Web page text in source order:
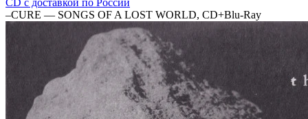
CD с доставкой по России
–CURE — SONGS OF A LOST WORLD, CD+Blu-Ray